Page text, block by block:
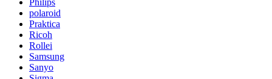
Philips
polaroid
Praktica
Ricoh
Rollei
Samsung
Sanyo